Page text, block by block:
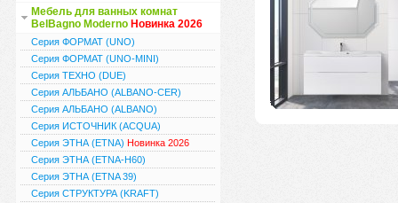
Мебель для ванных комнат
BelBagno Moderno Новинка 2026
Серия ФОРМАТ (UNO)
Серия ФОРМАТ (UNO-MINI)
Серия ТЕХНО (DUE)
Серия АЛЬБАНО (ALBANO-CER)
Серия АЛЬБАНО (ALBANO)
Серия ИСТОЧНИК (ACQUA)
Серия ЭТНА (ETNA) Новинка 2026
Серия ЭТНА (ETNA-H60)
Серия ЭТНА (ETNA 39)
Серия СТРУКТУРА (KRAFT)